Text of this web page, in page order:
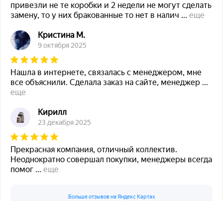
привезли не те коробки и 2 недели не могут сделать
замену, то у них бракованные то нет в налич ... еще
Кристина М.
9 октября 2025
Нашла в интернете, связалась с менеджером, мне
все объяснили. Сделала заказ на сайте, менеджер ...
еще
Кирилл
23 декабря 2025
Прекрасная компания, отличный коллектив.
Неоднократно совершал покупки, менеджеры всегда
помог ... еще
Больше отзывов на Яндекс Картах